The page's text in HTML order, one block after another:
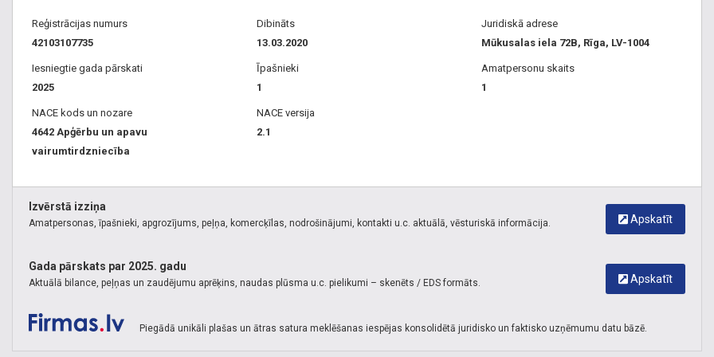
Reģistrācijas numurs
42103107735
Dibināts
13.03.2020
Juridiskā adrese
Mūkusalas iela 72B, Rīga, LV-1004
Iesniegtie gada pārskati
2025
Īpašnieki
1
Amatpersonu skaits
1
NACE kods un nozare
4642 Apģērbu un apavu
vairumtirdzniecība
NACE versija
2.1
Apskatīt
Izvērstā izziņa
Amatpersonas, īpašnieki, apgrozījums, peļņa, komercķīlas, nodrošinājumi, kontakti u.c. aktuālā, vēsturiskā informācija.
Apskatīt
Gada pārskats par 2025. gadu
Aktuālā bilance, peļņas un zaudējumu aprēķins, naudas plūsma u.c. pielikumi – skenēts / EDS formāts.
Piegādā unikāli plašas un ātras satura meklēšanas iespējas konsolidētā juridisko un faktisko uzņēmumu datu bāzē.